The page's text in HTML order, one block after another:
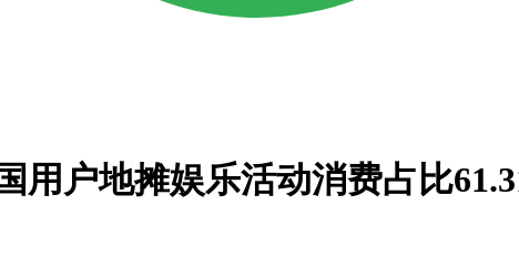
用户地摊娱乐活动消费占比